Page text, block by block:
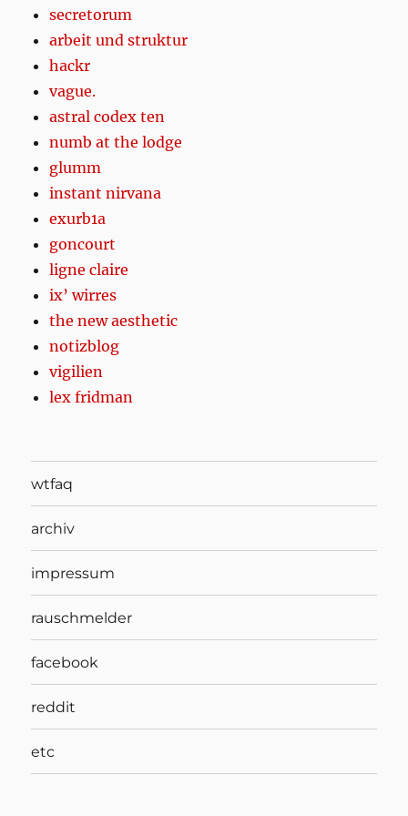
secretorum
arbeit und struktur
hackr
vague.
astral codex ten
numb at the lodge
glumm
instant nirvana
exurb1a
goncourt
ligne claire
ix’ wirres
the new aesthetic
notizblog
vigilien
lex fridman
wtfaq
archiv
impressum
rauschmelder
facebook
reddit
etc